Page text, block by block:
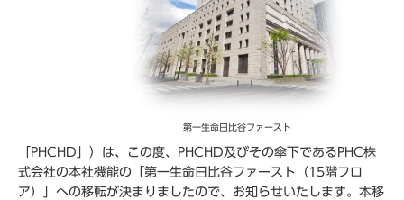
第一生命日比谷ファースト
「PHCHD」）は、この度、PHCHD及びその傘下であるPHC株
式会社の本社機能の「第一生命日比谷ファースト（15階フロ
ア）」への移転が決まりましたので、お知らせいたします。本移